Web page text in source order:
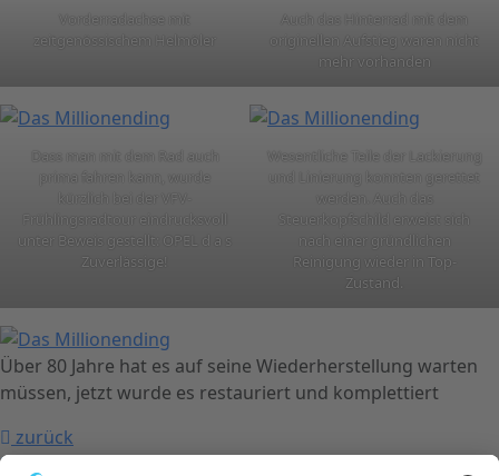
Vorderradachse mit
zeitgenössischem Helmöler
Auch das Hinterrad mit dem
originellen Aufstieg waren nicht
mehr vorhanden
Dass man mit dem Rad auch
prima fahren kann, wurde
kürzlich bei der VFV-
Frühlingsradtour eindrucksvoll
unter Beweis gestellt: OPEL d a s
Zuverlässige!
Wesentliche Teile der Lackierung
und Linierung konnten gerettet
werden. Auch das
Steuerkopfschild erweist sich
nach einer gründlichen
Reinigung wieder in Top-
Zustand.
Über 80 Jahre hat es auf seine Wiederherstellung warten
müssen, jetzt wurde es restauriert und komplettiert
zurück